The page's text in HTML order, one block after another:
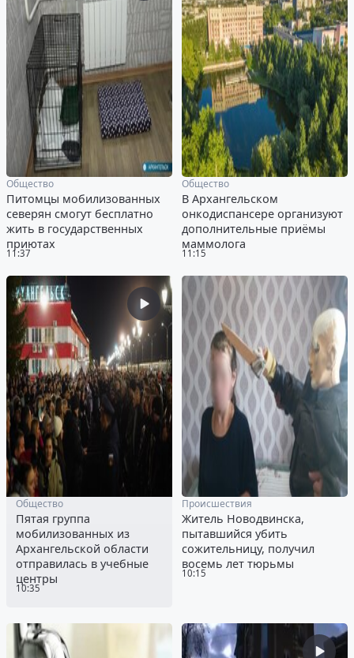
11:37
Общество
Питомцы мобилизованных
северян смогут бесплатно
жить в государственных
приютах
11:15
Общество
В Архангельском
онкодиспансере организуют
дополнительные приёмы
маммолога
10:35
Общество
Пятая группа
мобилизованных из
Архангельской области
отправилась в учебные
центры
10:15
Происшествия
Житель Новодвинска,
пытавшийся убить
сожительницу, получил
восемь лет тюрьмы